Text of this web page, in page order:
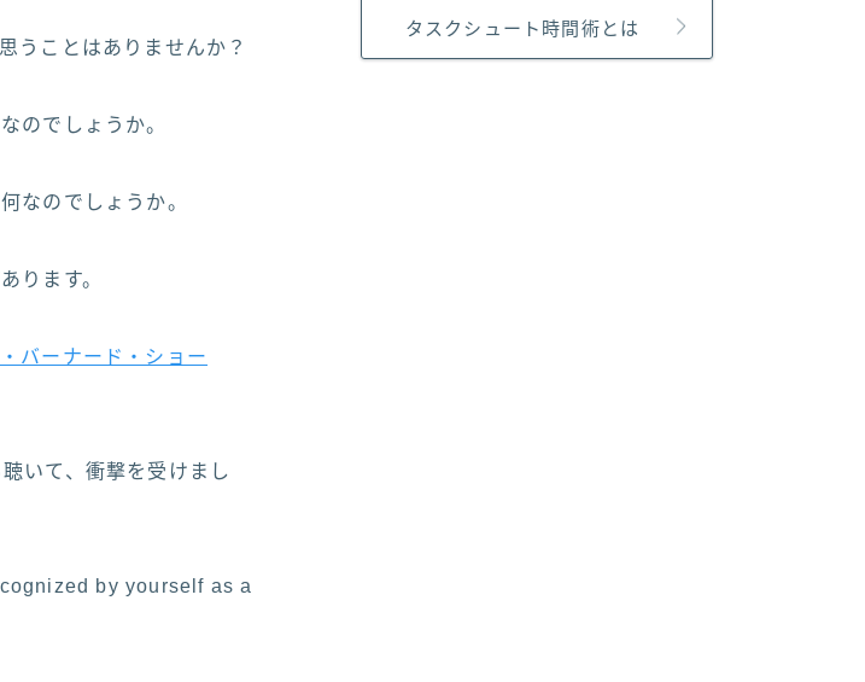
うことはありませんか？
のでしょうか。
なのでしょうか。
ります。
バーナード・ショー
いて、衝撃を受けまし
by yourself as a
タスクシュート時間術とは